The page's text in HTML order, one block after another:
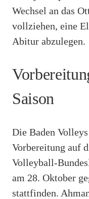
Wechsel an das
vollziehen, eine
Abitur abzulegen.
Saison
Die Baden
Vorbereitung auf
Volleyball-
am 28. Oktober
stattfinden.